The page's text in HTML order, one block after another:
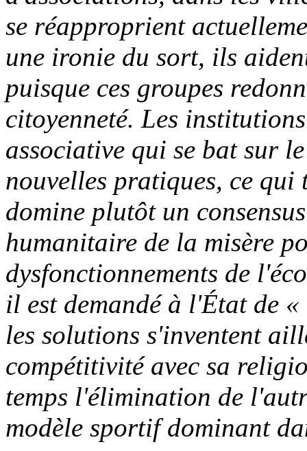
se réapproprient
une ironie du sort, ils
puisque ces groupes
citoyenneté. Les
associative qui se bat sur
nouvelles pratiques, ce qui
domine plutôt un
humanitaire de la misère
dysfonctionnements de
il est demandé à l'État de
les solutions s'inventent
compétitivité avec sa
temps l'élimination de
modèle sportif dominant